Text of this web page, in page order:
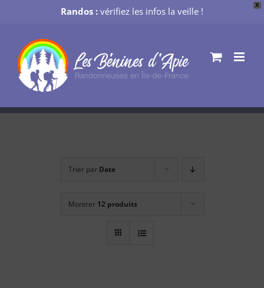
X
Randos : vérifiez les infos la veille !
contenu
Trier par Date
Montrer 12 produits